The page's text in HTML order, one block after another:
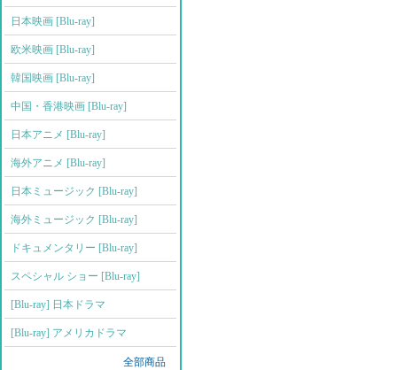
日本映画 [Blu-ray]
欧米映画 [Blu-ray]
韓国映画 [Blu-ray]
中国・香港映画 [Blu-ray]
日本アニメ [Blu-ray]
海外アニメ [Blu-ray]
日本ミュージック [Blu-ray]
海外ミュージック [Blu-ray]
ドキュメンタリー [Blu-ray]
スペシャル ショー [Blu-ray]
[Blu-ray] 日本ドラマ
[Blu-ray] アメリカドラマ
全部商品